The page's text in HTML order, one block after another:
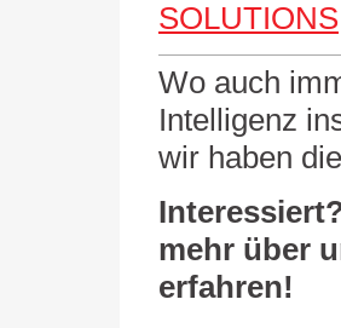
SOLUTIONS
Wo auch
Intelligenz
wir haben
mehr über
erfahren!